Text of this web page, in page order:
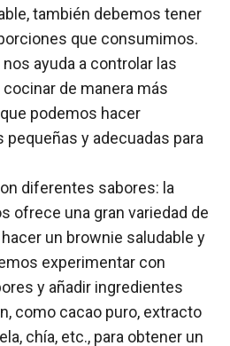
también debemos tener
que consumimos.
ayuda a controlar las
de manera más
podemos hacer
pequeñas y adecuadas para
diferentes sabores: la
ofrece una gran variedad de
un brownie saludable y
experimentar con
y añadir ingredientes
como cacao puro, extracto
chía, etc., para obtener un